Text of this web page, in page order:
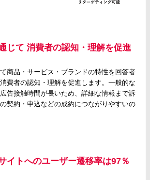
じて 消費者の認知・理解を促進
商品・サービス・ブランドの特性を回答者
費者の認知・理解を促進します。一般的な
告接触時間が長いため、詳細な情報まで訴
契約・申込などの成約につながりやすいの
イトへのユーザー遷移率は97％